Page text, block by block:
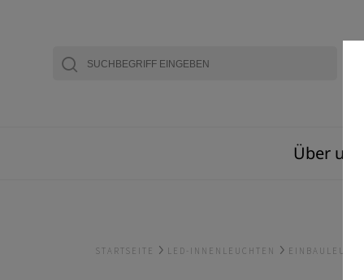
Über uns
STARTSEITE LED-INNENLEUCHTEN